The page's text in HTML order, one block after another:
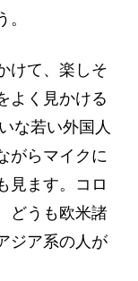
けて、楽しそ
よく見かける
な若い外国人
がらマイクに
見ます。コロ
どうも欧米諸
ジア系の人が